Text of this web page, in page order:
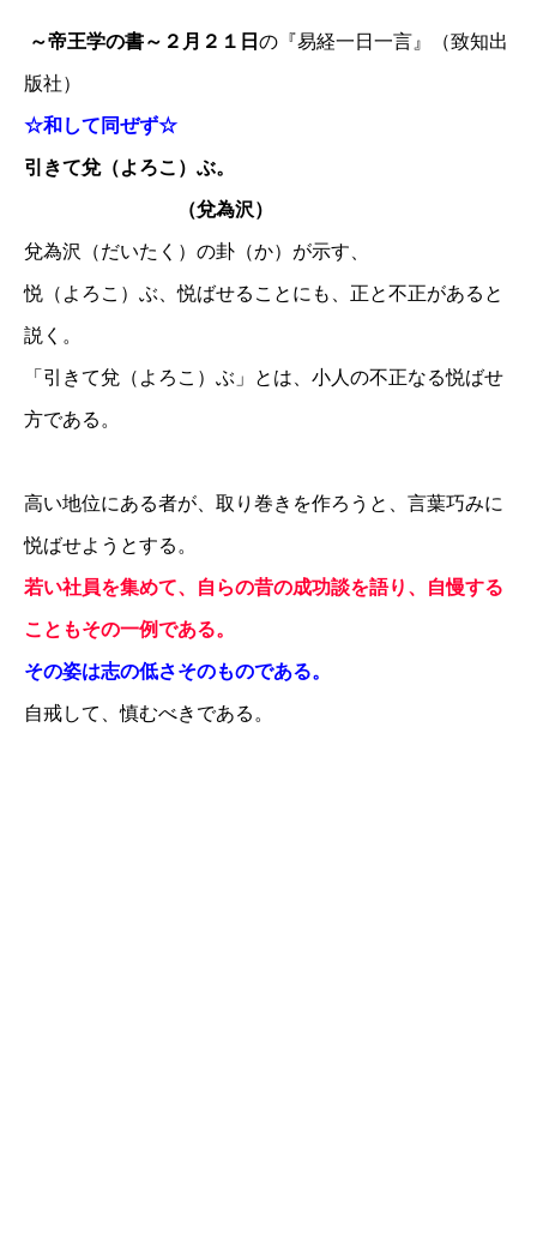
～帝王学の書～２月２１日 の『易経一日一言』（致知出
版社）
☆和して同ぜず☆
引きて兌（よろこ）ぶ。
（兌為沢）
兌為沢（だいたく）の卦（か）が示す、
悦（よろこ）ぶ、悦ばせることにも、正と不正があると
説く。
「引きて兌（よろこ）ぶ」とは、小人の不正なる悦ばせ
方である。
高い地位にある者が、取り巻きを作ろうと、言葉巧みに
悦ばせようとする。
若い社員を集めて、自らの昔の成功談を語り、自慢する
こともその一例である。
その姿は志の低さそのものである。
自戒して、慎むべきである。